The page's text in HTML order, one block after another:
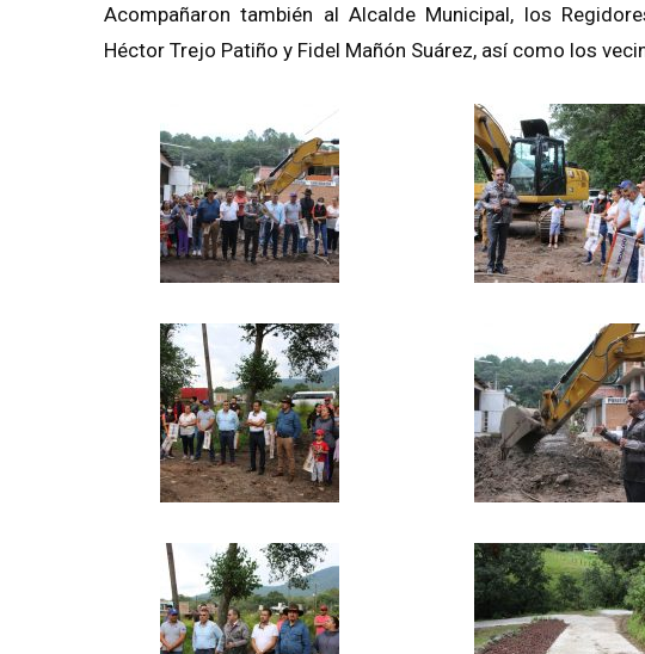
Acompañaron también alAlcalde Municipal, los
Héctor Trejo Patiño y Fidel Mañón Suárez, así como los